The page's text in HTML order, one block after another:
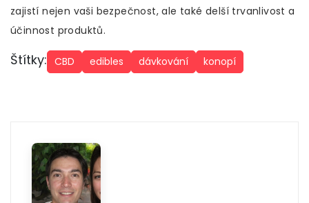
zajistí nejen vaši bezpečnost, ale také delší trvanlivost a
účinnost produktů.
Štítky: CBD edibles dávkování konopí